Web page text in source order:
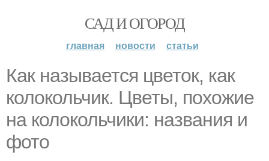
САД И ОГОРОД
главная новости статьи
Как называется цветок, как
колокольчик. Цветы, похожие
на колокольчики: названия и
фото